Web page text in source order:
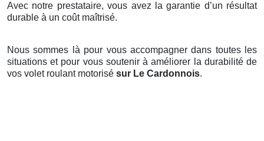
Avec notre prestataire, vous avez la garantie d’un résultat
durable à un coût maîtrisé.
Nous sommes là pour vous accompagner dans toutes les
situations et pour vous soutenir à améliorer la durabilité de
vos volet roulant motorisé sur Le Cardonnois.